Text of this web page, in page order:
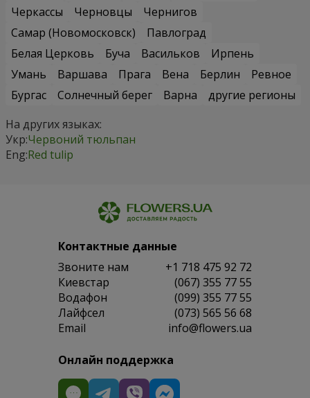
Черкассы
Черновцы
Чернигов
Самар (Новомосковск)
Павлоград
Белая Церковь
Буча Васильков
Ирпень
Умань
Варшава Прага Вена Берлин
Ревное
Бургас
Солнечный берег Варна
другие регионы
На других языках:
Укр:Червоний тюльпан
Eng:Red tulip
Контактные данные
Звоните нам
+1 718 475 92 72
Киевстар
(067) 355 77 55
Водафон
(099) 355 77 55
Лайфсел
(073) 565 56 68
Email
info@flowers.ua
Онлайн поддержка